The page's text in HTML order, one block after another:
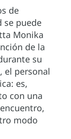
de
se puede
Monika
de la
su
el personal
es,
con una
modo